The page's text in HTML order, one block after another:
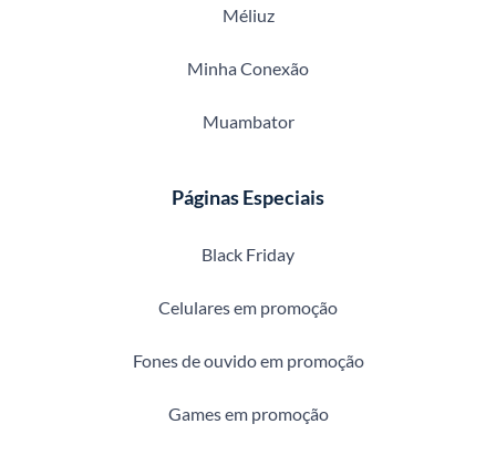
Méliuz
Minha Conexão
Muambator
Páginas Especiais
Black Friday
Celulares em promoção
Fones de ouvido em promoção
Games em promoção